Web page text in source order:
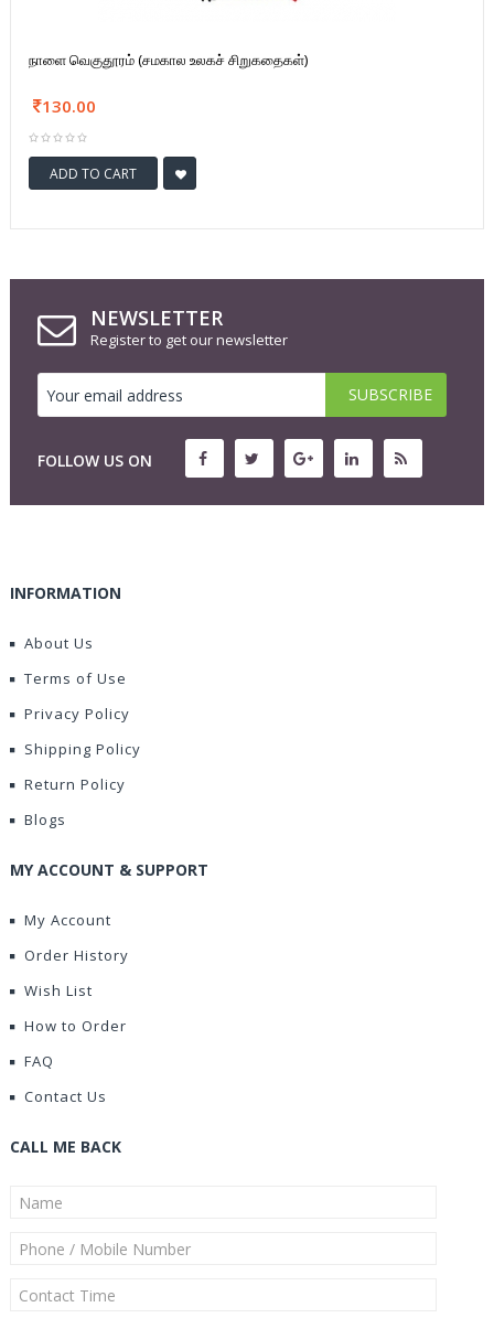
நாளை வெகுதூரம் (சமகால உலகச் சிறுகதைகள்)
130.00
ADD TO CART
NEWSLETTER
Register to get our newsletter
FOLLOW US ON
INFORMATION
About Us
Terms of Use
Privacy Policy
Shipping Policy
Return Policy
Blogs
MY ACCOUNT & SUPPORT
My Account
Order History
Wish List
How to Order
FAQ
Contact Us
CALL ME BACK